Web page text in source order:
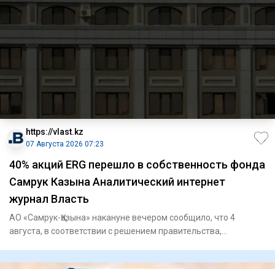
https://vlast.kz
07 Августа 2026 07:23
40% акций ERG перешло в собственность фонда
Самрук Казына Аналитический интернет
журнал Власть
АО «Самрук-Қазына» накануне вечером сообщило, что 4
августа, в соответствии с решением правительства,